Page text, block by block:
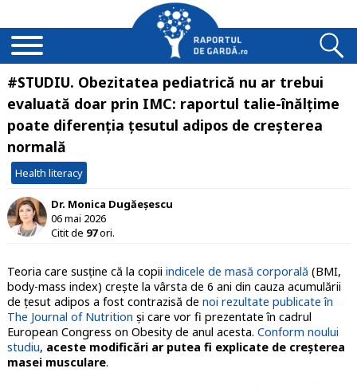
#STUDIU. Obezitatea pediatrică nu ar trebui
evaluată doar prin IMC: raportul talie-înălțime
poate diferenția țesutul adipos de creșterea
normală
Health literacy
Dr. Monica Dugăeșescu
06 mai 2026
Citit de 97ori.
Teoria care susține că la copii indicele de masă corporală (BMI,
body-mass index) crește la vârsta de 6 ani din cauza acumulării
de țesut adipos a fost contrazisă de noi rezultate publicate în
The Journal of Nutrition și care vor fi prezentate în cadrul
European Congress on Obesity de anul acesta. Conform noului
studiu, aceste modificări ar putea fi explicate de creșterea
masei musculare.